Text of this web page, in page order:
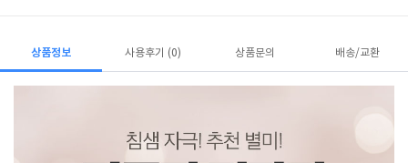
상품정보 사용후기 (0) 상품문의 배송/교환